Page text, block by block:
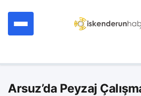
Arsuz’da Peyzaj